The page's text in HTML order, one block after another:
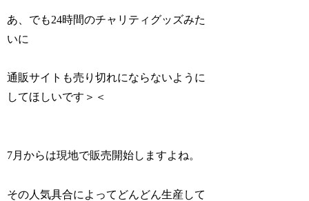
あ、でも24時間のチャリティグッズみた
いに
通販サイトも売り切れにならないように
してほしいです＞＜
7月からは現地で販売開始しますよね。
その人気具合によってどんどん生産して